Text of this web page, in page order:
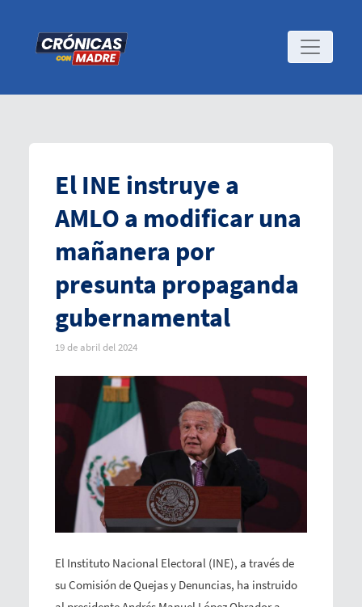
El INE instruye a
AMLO a modificar una
mañanera por
presunta propaganda
gubernamental
19 de abril del 2024
El Instituto Nacional Electoral (INE), a través de
su Comisión de Quejas y Denuncias, ha instruido